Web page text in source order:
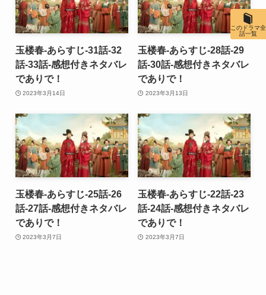
玉楼春-あらすじ-31話-32
話-33話-感想付きネタバレ
でありで！
2023年3月14日
玉楼春-あらすじ-28話-29
話-30話-感想付きネタバレ
でありで！
2023年3月13日
玉楼春-あらすじ-25話-26
話-27話-感想付きネタバレ
でありで！
2023年3月7日
玉楼春-あらすじ-22話-23
話-24話-感想付きネタバレ
でありで！
2023年3月7日
このドラマ全
話一覧